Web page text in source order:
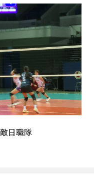
日職隊